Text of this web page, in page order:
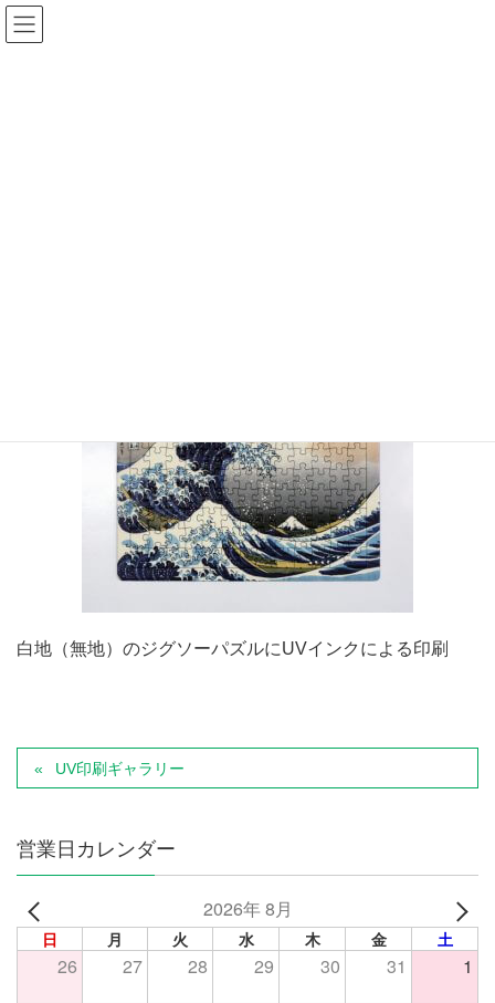
白地（無地）のジグソーパズルにUVインクによる印刷
UV印刷ギャラリー
営業日カレンダー
2026年 8月
日 月 火 水 木 金 土
26 27 28 29 30 31 1